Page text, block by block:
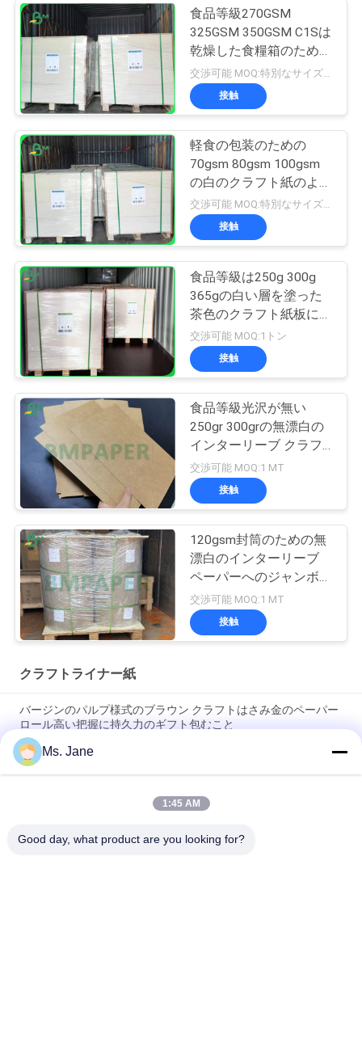
食品等級270GSM
325GSM 350GSM C1Sは
乾燥した食糧箱のための
クラフト板に塗りました
接触
軽食の包装のための
70gsm 80gsm 100gsm
の白のクラフト紙のよい
柔軟性
交渉可能 MOQ:特別なサイズの共通のサイズ及び10トンのための1トン
接触
食品等級は250g 300g
365gの白い層を塗った
茶色のクラフト紙板に承
認した
交渉可能 MOQ:1トン
接触
食品等級光沢が無い
250gr 300grの無漂白の
インターリーブ クラフ
トのボール紙 シート
交渉可能 MOQ:1 MT
接触
120gsm封筒のための無
漂白のインターリーブ
ペーパーへのジャンボ
ロールスロイス ブラウ
ン クラフト60gsm
交渉可能 MOQ:1 MT
接触
クラフトライナー紙
バージンのパルプ様式のブラウン クラフトはさみ金のペーパー
ロール高い把握に持久力のギフト包むこと
ブラウン クラフト紙のバージンの食糧箱のための250GSM
300GSMを木材パルプ
小麦粉袋のための高い破烈の抵抗のバージンのパルプ80gsm
Ms. Jane
1:45 AM
Good day, what product are you looking for?